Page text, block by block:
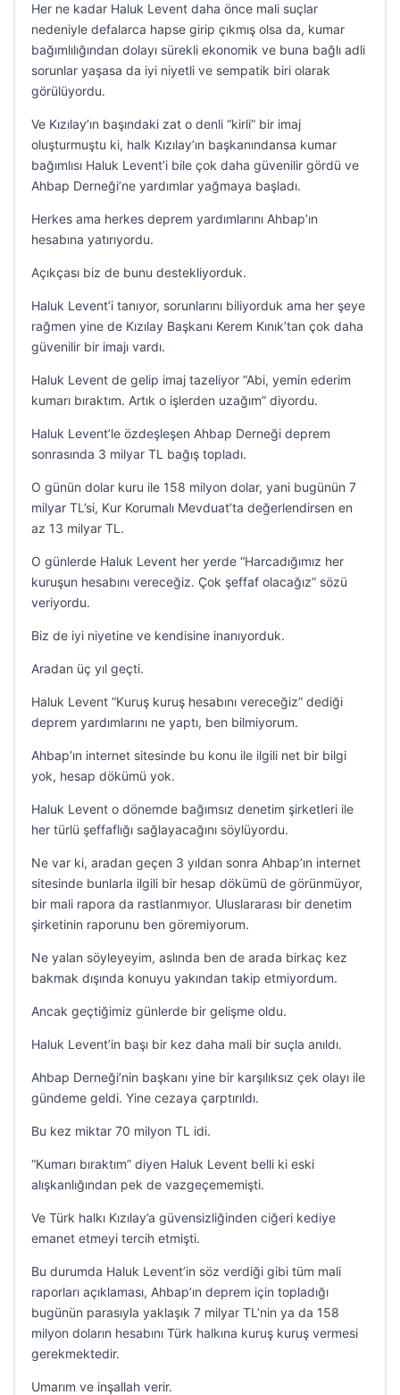
Her ne kadar Haluk Levent daha önce mali suçlar
nedeniyle defalarca hapse girip çıkmış olsa da, kumar
bağımlılığından dolayı sürekli ekonomik ve buna bağlı adli
sorunlar yaşasa da iyi niyetli ve sempatik biri olarak
görülüyordu.
Ve Kızılay’ın başındaki zat o denli “kirli” bir imaj
oluşturmuştu ki, halk Kızılay’ın başkanındansa kumar
bağımlısı Haluk Levent’i bile çok daha güvenilir gördü ve
Ahbap Derneği’ne yardımlar yağmaya başladı.
Herkes ama herkes deprem yardımlarını Ahbap’ın
hesabına yatırıyordu.
Açıkçası biz de bunu destekliyorduk.
Haluk Levent’i tanıyor, sorunlarını biliyorduk ama her şeye
rağmen yine de Kızılay Başkanı Kerem Kınık’tan çok daha
güvenilir bir imajı vardı.
Haluk Levent de gelip imaj tazeliyor “Abi, yemin ederim
kumarı bıraktım. Artık o işlerden uzağım” diyordu.
Haluk Levent’le özdeşleşen Ahbap Derneği deprem
sonrasında 3 milyar TL bağış topladı.
O günün dolar kuru ile 158 milyon dolar, yani bugünün 7
milyar TL’si, Kur Korumalı Mevduat’ta değerlendirsen en
az 13 milyar TL.
O günlerde Haluk Levent her yerde “Harcadığımız her
kuruşun hesabını vereceğiz. Çok şeffaf olacağız” sözü
veriyordu.
Biz de iyi niyetine ve kendisine inanıyorduk.
Aradan üç yıl geçti.
Haluk Levent “Kuruş kuruş hesabını vereceğiz” dediği
deprem yardımlarını ne yaptı, ben bilmiyorum.
Ahbap’ın internet sitesinde bu konu ile ilgili net bir bilgi
yok, hesap dökümü yok.
Haluk Levent o dönemde bağımsız denetim şirketleri ile
her türlü şeffaflığı sağlayacağını söylüyordu.
Ne var ki, aradan geçen 3 yıldan sonra Ahbap’ın internet
sitesinde bunlarla ilgili bir hesap dökümü de görünmüyor,
bir mali rapora da rastlanmıyor. Uluslararası bir denetim
şirketinin raporunu ben göremiyorum.
Ne yalan söyleyeyim, aslında ben de arada birkaç kez
bakmak dışında konuyu yakından takip etmiyordum.
Ancak geçtiğimiz günlerde bir gelişme oldu.
Haluk Levent’in başı bir kez daha mali bir suçla anıldı.
Ahbap Derneği’nin başkanı yine bir karşılıksız çek olayı ile
gündeme geldi. Yine cezaya çarptırıldı.
Bu kez miktar 70 milyon TL idi.
“Kumarı bıraktım” diyen Haluk Levent belli ki eski
alışkanlığından pek de vazgeçememişti.
Ve Türk halkı Kızılay’a güvensizliğinden ciğeri kediye
emanet etmeyi tercih etmişti.
Bu durumda Haluk Levent’in söz verdiği gibi tüm mali
raporları açıklaması, Ahbap’ın deprem için topladığı
bugünün parasıyla yaklaşık 7 milyar TL’nin ya da 158
milyon doların hesabını Türk halkına kuruş kuruş vermesi
gerekmektedir.
Umarım ve inşallah verir.